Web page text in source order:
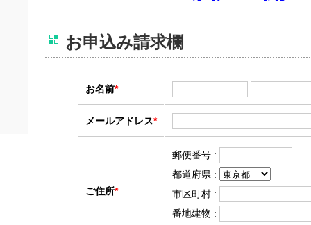
お申込み請求欄
お名前*
メールアドレス*
ご住所*
郵便番号 :
都道府県 :
市区町村 :
番地建物 :